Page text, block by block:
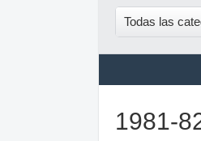
Todas las
1981-